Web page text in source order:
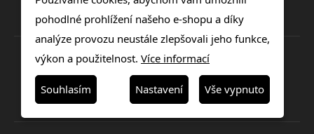
pohodlné prohlížení našeho e-shopu a díky
analýze provozu neustále zlepšovali jeho funkce,
výkon a použitelnost. Více informací
Souhlasím Nastavení Vše vypnuto